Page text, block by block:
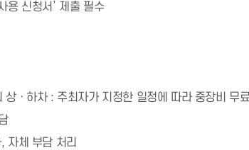
용 신청서’ 제출 필수
ㆍ하차 : 주최자가 지정한 일정에 따라 중장비 무
자체 부담 처리